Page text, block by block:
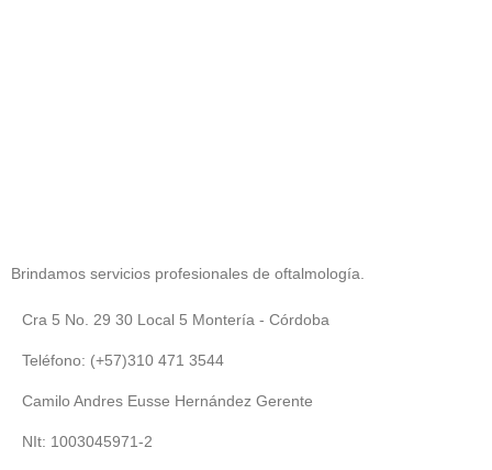
Brindamos servicios profesionales de oftalmología.
Cra 5 No. 29 30 Local 5 Montería - Córdoba
Teléfono: (+57)310 471 3544
Camilo Andres Eusse Hernández Gerente
NIt: 1003045971-2